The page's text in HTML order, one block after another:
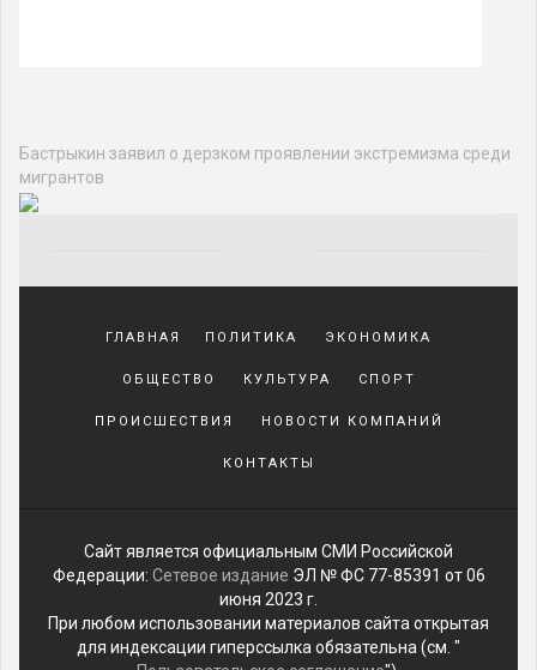
Происшествия
ЧП
Бастрыкин заявил о дерзком
мигрантов
Полиция на рынке "Садовод".Источник:ria.ruАвтор
фото:Илья Питалев